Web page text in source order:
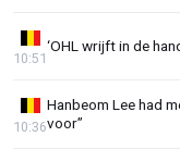
‘OHL wrijft in de
10:51
Hanbeom Lee had
voor”
10:36